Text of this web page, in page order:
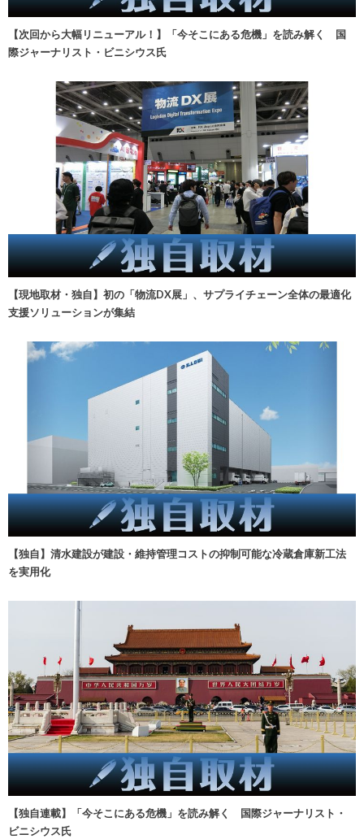
【次回から大幅リニューアル！】「今そこにある危機」を読み解く 国
際ジャーナリスト・ビニシウス氏
【現地取材・独自】初の「物流DX展」、サプライチェーン全体の最適化
支援ソリューションが集結
【独自】清水建設が建設・維持管理コストの抑制可能な冷蔵倉庫新工法
を実用化
【独自連載】「今そこにある危機」を読み解く 国際ジャーナリスト・
ビニシウス氏